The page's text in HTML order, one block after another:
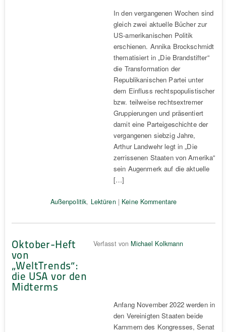
In den vergangenen Wochen sind
gleich zwei aktuelle Bücher zur
US-amerikanischen Politik
erschienen. Annika Brockschmidt
thematisiert in „Die Brandstifter“
die Transformation der
Republikanischen Partei unter
dem Einfluss rechtspopulistischer
bzw. teilweise rechtsextremer
Gruppierungen und präsentiert
damit eine Parteigeschichte der
vergangenen siebzig Jahre,
Arthur Landwehr legt in „Die
zerrissenen Staaten von Amerika“
sein Augenmerk auf die aktuelle
[…]
Außenpolitik, Lektüren| Keine Kommentare
Oktober-Heft
von
„WeltTrends“:
die USA vor den
Midterms
Verfasst von Michael Kolkmann
Anfang November 2022 werden in
den Vereinigten Staaten beide
Kammern des Kongresses, Senat